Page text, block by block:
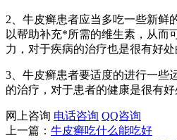
2、牛皮癣患者应当多吃一些新鲜
以帮助补充*所需的维生素，从而
力，对于疾病的治疗也是很有好处
3、牛皮癣患者要适度的进行一些
的治疗，对于患者的健康是很有好
网上咨询 电话咨询 QQ咨询
上一篇： 牛皮癣吃什么能吃好